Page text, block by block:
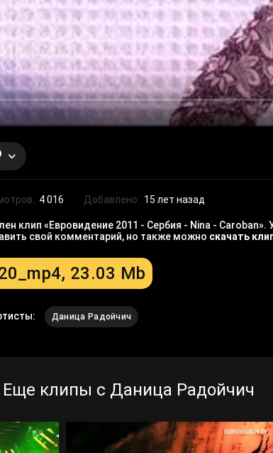
4 016 Добавлено: 15 лет назад
клип «Евровидение 2011 - Сербия - Nina -
свой комментарий, но также можно скачать
23.03 Mb
Даница Радойчич
Еще клипы с Даница Радойчич